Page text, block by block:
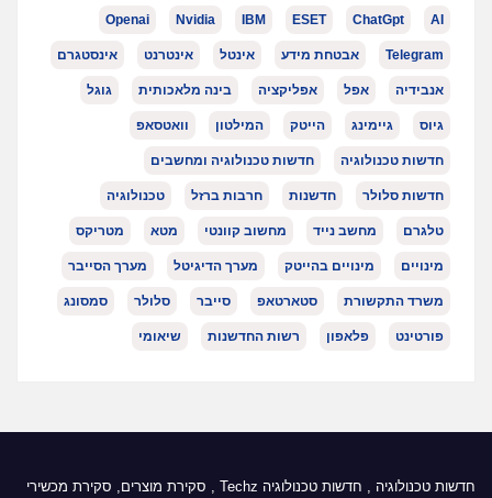
AI
ChatGpt
ESET
IBM
Nvidia
Openai
Telegram אבטחת מידע אינטל אינטרנט אינסטגרם
אנבידיה אפל אפליקציה בינה מלאכותית גוגל
גיוס גיימינג הייטק המילטון וואטסאפ
חדשות טכנולוגיה חדשות טכנולוגיה ומחשבים
חדשות סלולר חדשנות חרבות ברזל טכנולוגיה
טלגרם מחשב נייד מחשוב קוונטי מטא מטריקס
מינויים מינויים בהייטק מערך הדיגיטל מערך הסייבר
משרד התקשורת סטארטאפ סייבר סלולר סמסונג
פורטינט פלאפון רשות החדשנות שיאומי
חדשות טכנולוגיה , חדשות טכנולוגיה Techz
, סקירת מוצרים, סקירת מכשירי